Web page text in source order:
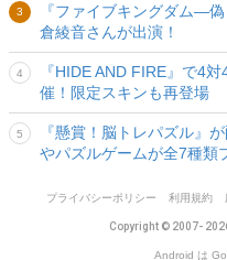
『ファイブキングダム―
倉綾音さんが出演！
『HIDE AND FIRE』で4
催！限定スキンも再登場
『懸賞！脳トレパズル』
やパズルゲームが全7種類
プライバシーポリシー 利用規約
Copyright © 2007-
Android は